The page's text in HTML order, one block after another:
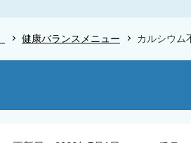
健康バランスメニュー カルシウム